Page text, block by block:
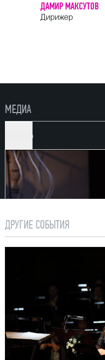
ДАМИР МАКСУТОВ
Дирижер
МЕДИА
ФОТО (7)
ДРУГИЕ СОБЫТИЯ